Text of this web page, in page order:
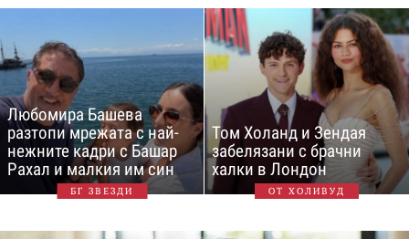
Любомира Башева
разтопи мрежата с най-
нежните кадри с Башар
Рахал и малкия им син
БГ ЗВЕЗДИ
Том Холанд и Зендая
забелязани с брачни
халки в Лондон
ОТ ХОЛИВУД